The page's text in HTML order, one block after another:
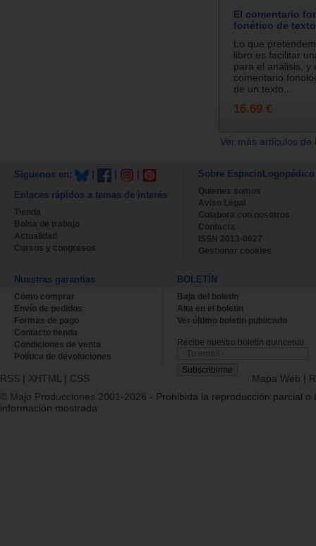
El comentario
fonético de
Lo que
libro es facilitar
para el análisis, y
comentario
de un texto...
16.69 €
Ver más artículos
Síguenos en:
Enlaces rápidos a temas de interés
Tienda
Bolsa de trabajo
Actualidad
Cursos y congresos
Sobre EspacioLogopédico
Quienes somos
Aviso Legal
Colabora con nosotros
Contacta
ISSN 2013-0627
Gestionar cookies
Nuestras garantías
Cómo comprar
Envío de pedidos
Formas de pago
Contacto tienda
Condiciones de venta
Política de devoluciones
BOLETÍN
Baja del boletin
Alta en el boletin
Ver último boletin publicado
Recibe nuestro boletín quincenal.
RSS | XHTML | CSS Mapa Web |
© Majo Producciones 2001-2026 - Prohibida la reproducción parcial o
información mostrada